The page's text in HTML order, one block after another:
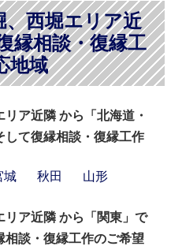
、西堀エリア近
縁相談・復縁工
地域
ア近隣 から「北海道・
して復縁相談・復縁工作
城 秋田
山形
リア近隣 から「関東」で
相談・復縁工作のご希望